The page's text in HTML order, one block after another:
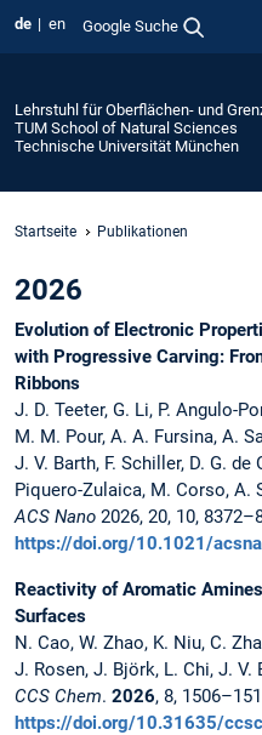
de en Google Suche
Lehrstuhl für Oberflächen- und
TUM School of Natural Sciences
Technische Universität München
Startseite Publikationen
2026
Evolution of Electronic
with Progressive Carving:
Ribbons
J. D. Teeter, G. Li, P. Angulo-
M. M. Pour, A. A. Fursina, A.
J. V. Barth, F. Schiller, D. G.
Piquero-Zulaica, M. Corso, A.
ACS Nano 2026, 20, 10,
https://doi.org/10.1021/
Reactivity of Aromatic
Surfaces
N. Cao, W. Zhao, K. Niu, C.
J. Rosen, J. Björk, L. Chi, J. V.
CCS Chem. 2026, 8,
https://doi.org/10.31635/